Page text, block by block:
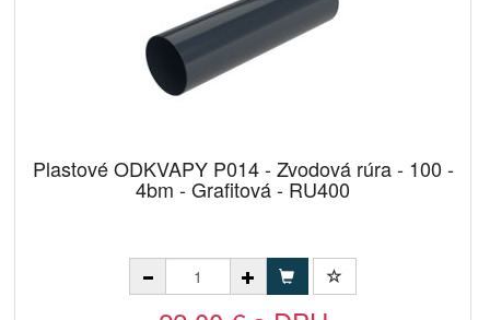
Plastové ODKVAPY P014 - Zvodová rúra - 100 -
4bm - Grafitová - RU400